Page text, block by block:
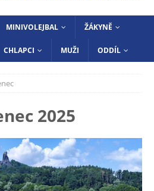
MINIVOLEJBAL ŽÁKYNĚ
CHLAPCI MUŽI ODDÍL
2025